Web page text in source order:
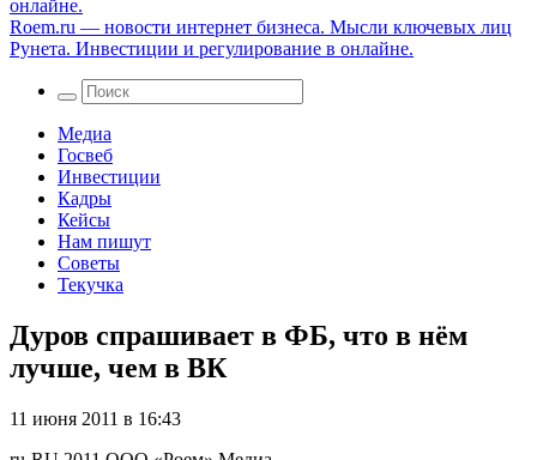
Roem.ru — новости интернет бизнеса. Мысли ключевых лиц
Рунета. Инвестиции и регулирование в онлайне.
Медиа
Госвеб
Инвестиции
Кадры
Кейсы
Нам пишут
Советы
Текучка
Дуров спрашивает в ФБ, что в нём
лучше, чем в ВК
11 июня 2011 в 16:43